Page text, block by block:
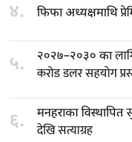
४. फिफा अध्यक्षमाथि
५. २०२७–२०३० का
करोड डलर सहयोग
६. मनहराका विस्थापित
देखि सत्याग्रह